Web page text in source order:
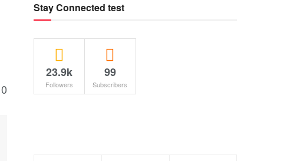
0
Stay Connected test
23.9k
Followers
99
Subscribers